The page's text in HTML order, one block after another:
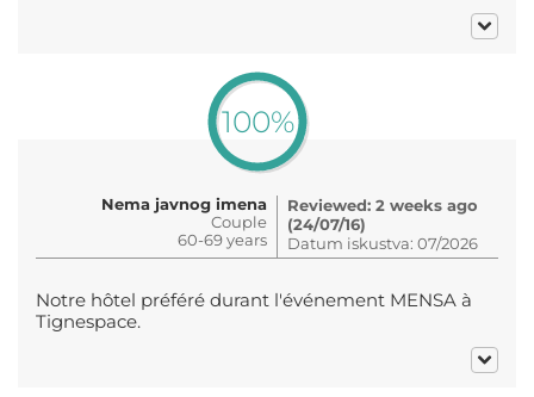
100%
Nema javnog imena
Couple
60-69 years
Reviewed: 2 weeks ago
(24/07/16)
Datum iskustva: 07/2026
Notre hôtel préféré durant l'événement MENSA à
Tignespace.